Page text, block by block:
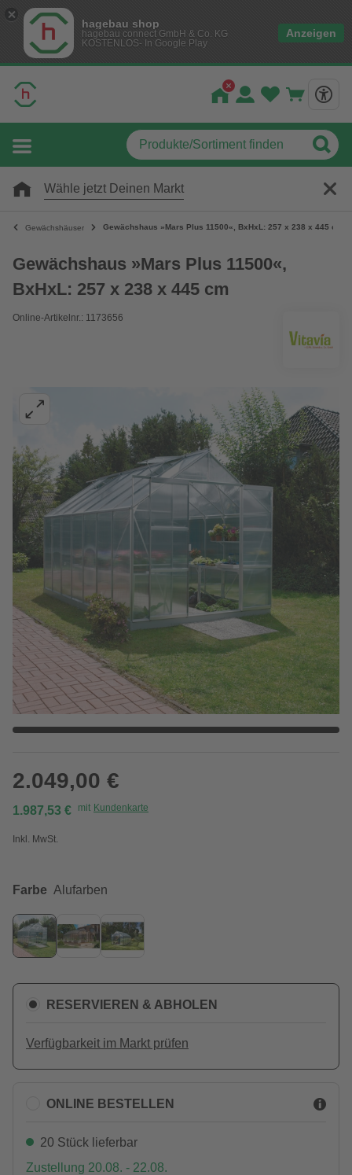
hagebau shop
hagebau connect GmbH & Co. KG
KOSTENLOS- In Google Play
Anzeigen
Wähle jetzt Deinen Markt
Gewächshäuser Gewächshaus »Mars Plus 11500«, BxHxL: 257 x 238 x 445 cm
Gewächshaus »Mars Plus 11500«,
BxHxL: 257 x 238 x 445 cm
Online-Artikelnr.: 1173656
2.049,00 €
1.987,53 € mit Kundenkarte
Inkl. MwSt.
Farbe Alufarben
RESERVIEREN & ABHOLEN
Verfügbarkeit im Markt prüfen
ONLINE BESTELLEN
20 Stück lieferbar
Zustellung 20.08. - 22.08.